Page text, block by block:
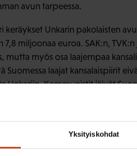
Yksityiskohdat
avun tarpeessa.
keräykset Unkarin pakolaisten
7,8 miljoonaa euroa. SAK:n,
mutta myös osa laajempaa
Suomessa laajat kansalaispiirit
Unkariin. Kommunistit jäivät
vyörymistä Budapestin kaduille.
/ Kirjoittaja on
I, Sopimusyhteiskunnan synty II